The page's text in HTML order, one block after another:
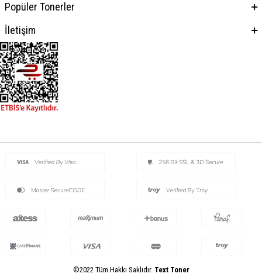
Popüler Tonerler
İletişim
©2022 Tüm Hakkı Saklıdır. Text Toner